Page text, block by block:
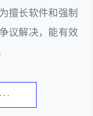
擅长软件和强制
议解决，能有效
·